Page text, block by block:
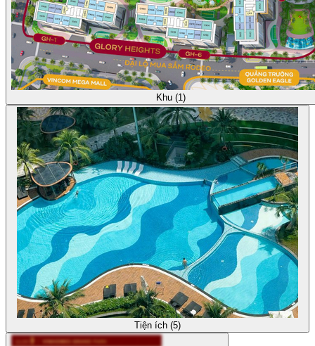
Khu (1)
Tiện ích (5)